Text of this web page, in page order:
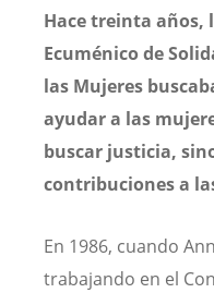
Hace treinta años,
Ecuménico de
las Mujeres
ayudar a las
buscar justicia,
contribuciones a
En 1986, cuando
trabajando en el